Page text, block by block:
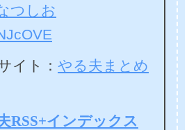
つしお
イト： やる夫まとめ
RSS+インデックス